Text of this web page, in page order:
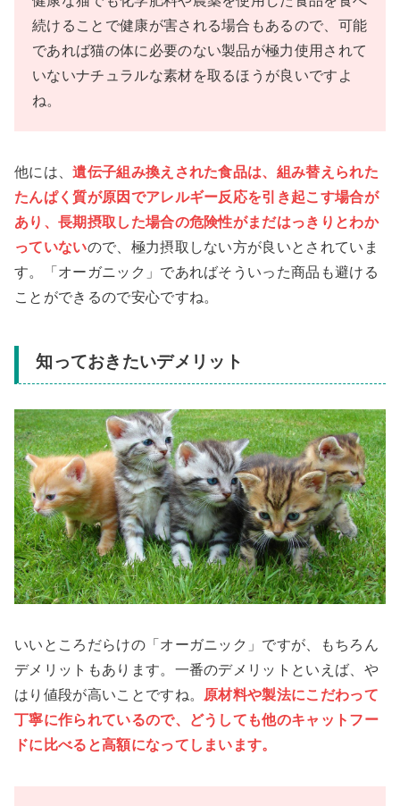
続けることで健康が害される場合もあるので、可能
であれば猫の体に必要のない製品が極力使用されて
いないナチュラルな素材を取るほうが良いですよ
ね。
他には、遺伝子組み換えされた食品は、組み替えられた
たんぱく質が原因でアレルギー反応を引き起こす場合が
あり、長期摂取した場合の危険性がまだはっきりとわか
っていないので、極力摂取しない方が良いとされていま
す。「オーガニック」であればそういった商品も避ける
ことができるので安心ですね。
知っておきたいデメリット
いいところだらけの「オーガニック」ですが、もちろん
デメリットもあります。一番のデメリットといえば、や
はり値段が高いことですね。
原材料や製法にこだわって
丁寧に作られているので、どうしても他のキャットフー
ドに比べると高額になってしまいます。